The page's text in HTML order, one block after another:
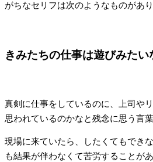
がちなセリフは次のようなものがあり
きみたちの仕事は遊びみたい
真剣に仕事をしているのに、上司や
思われているのかなと残念に思う言
現場に来ていたら、したくてもでき
も結果が伴わなくて苦労することが